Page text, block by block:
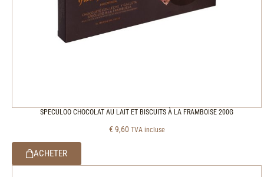
SPECULOO CHOCOLAT AU LAIT ET BISCUITS À LA FRAMBOISE 200G
€ 9,60 TVA incluse
ACHETER